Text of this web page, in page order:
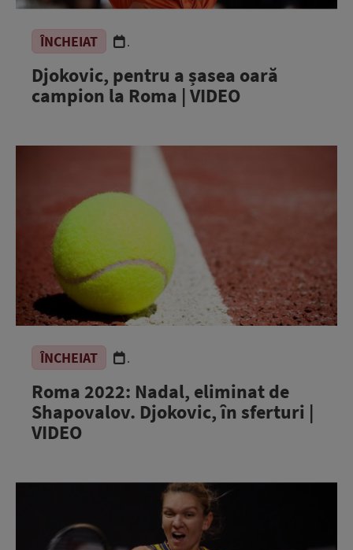
ÎNCHEIAT .
Djokovic, pentru a șasea oară
campion la Roma | VIDEO
ÎNCHEIAT .
Roma 2022: Nadal, eliminat de
Shapovalov. Djokovic, în sferturi |
VIDEO